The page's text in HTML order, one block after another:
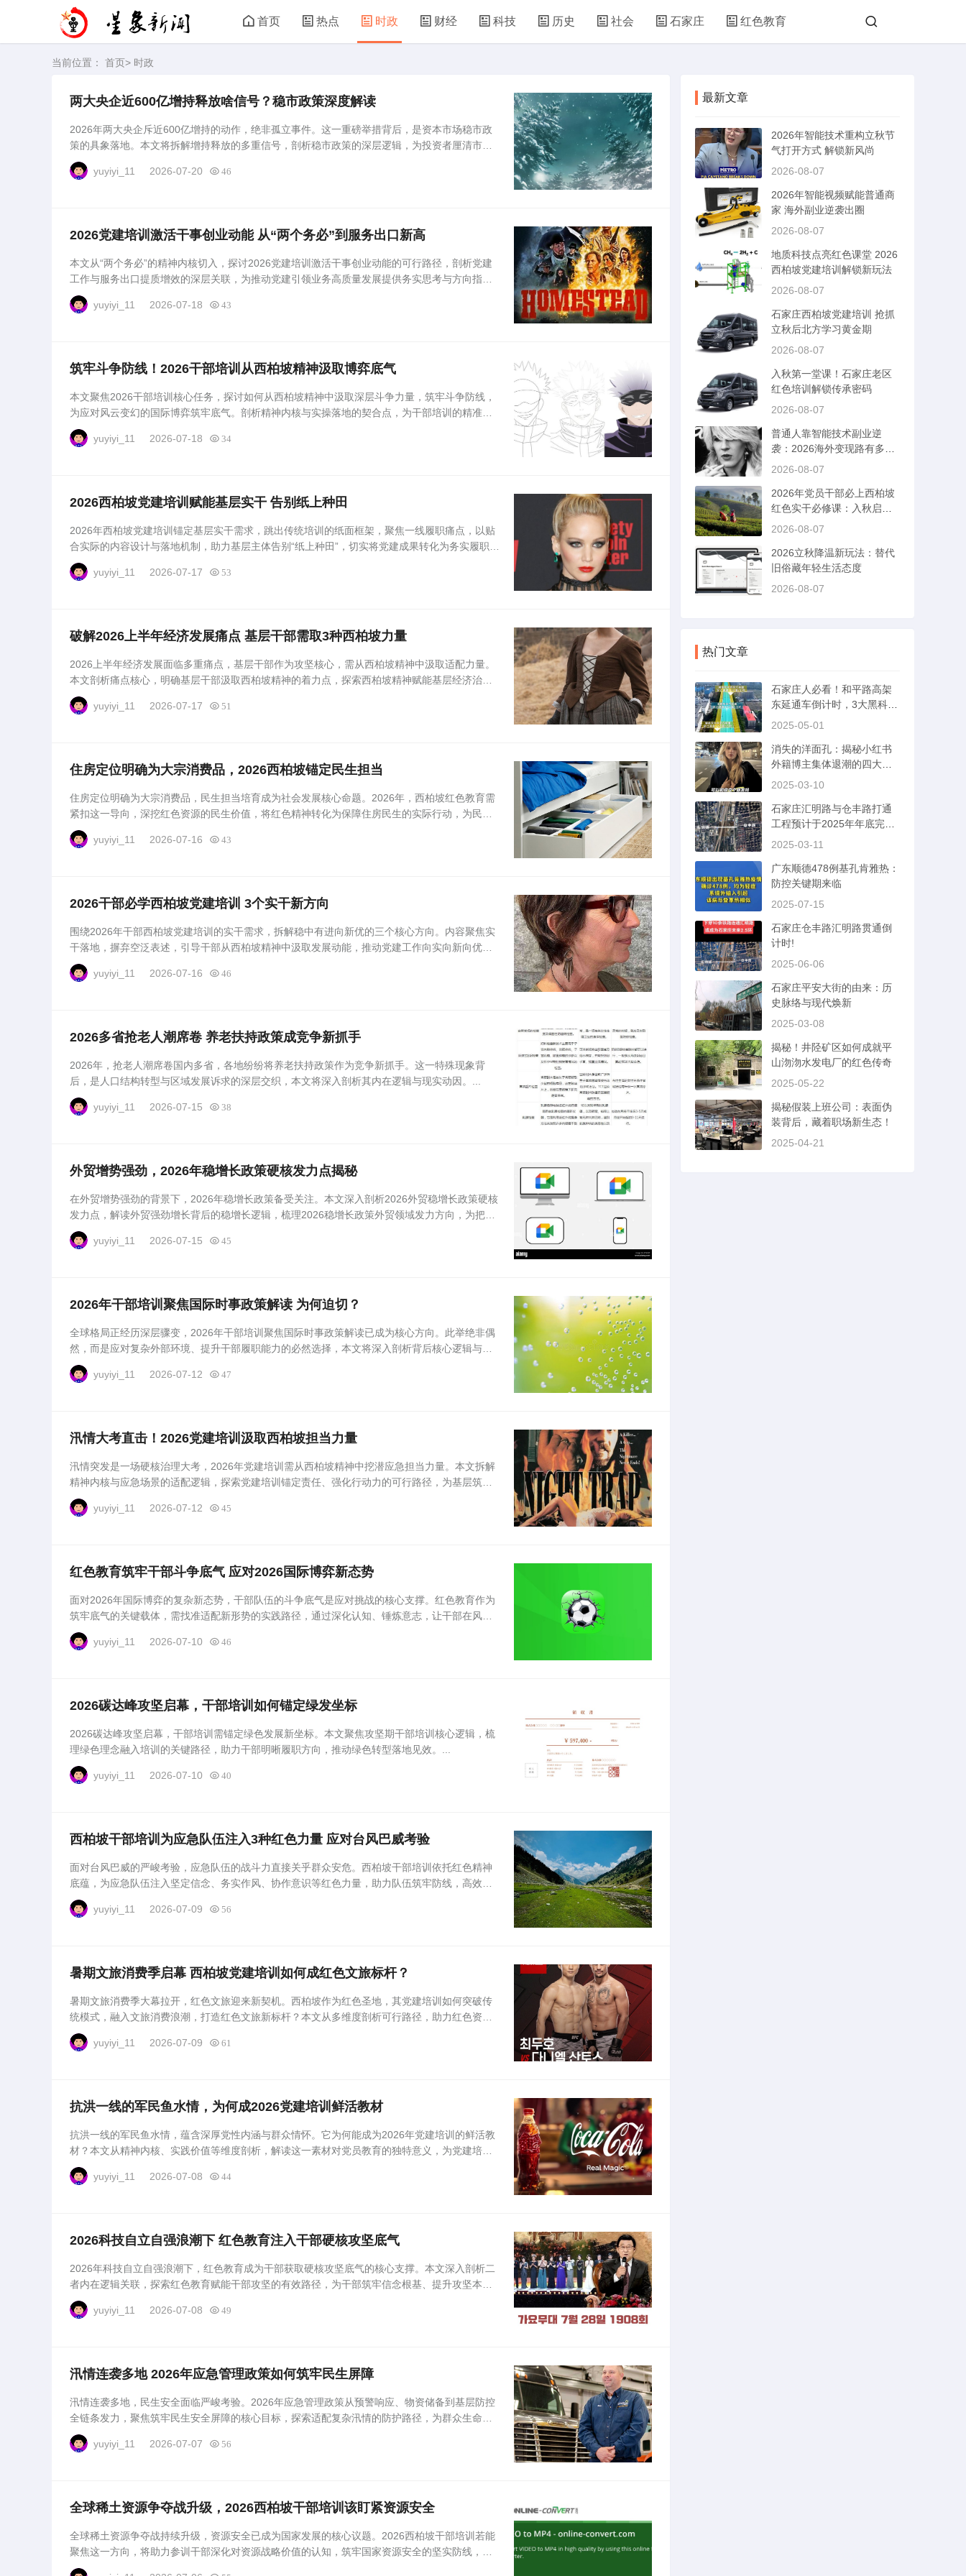
首页 热点 时政 财经 科技 历史 社会 石家庄 红色教育
当前位置： 首页> 时政
两大央企近600亿增持释放啥信号？稳市政策深度解读
2026年两大央企斥近600亿增持的动作，绝非孤立事件。这一重磅举措背后，是资本市场稳市政
策的具象落地。本文将拆解增持释放的多重信号，剖析稳市政策的深层逻辑，为投资者厘清市场
导向与潜在趋势。...
yuyiyi_11
2026-07-20 46
2026党建培训激活干事创业动能 从“两个务必”到服务出口新高
本文从“两个务必”的精神内核切入，探讨2026党建培训激活干事创业动能的可行路径，剖析党建
工作与服务出口提质增效的深层关联，为推动党建引领业务高质量发展提供务实思考与方向指
引。...
yuyiyi_11
2026-07-18 43
筑牢斗争防线！2026干部培训从西柏坡精神汲取博弈底气
本文聚焦2026干部培训核心任务，探讨如何从西柏坡精神中汲取深层斗争力量，筑牢斗争防线，
为应对风云变幻的国际博弈筑牢底气。剖析精神内核与实操落地的契合点，为干部培训的精准推
进提供清晰指引。...
yuyiyi_11
2026-07-18 34
2026西柏坡党建培训赋能基层实干 告别纸上种田
2026年西柏坡党建培训锚定基层实干需求，跳出传统培训的纸面框架，聚焦一线履职痛点，以贴
合实际的内容设计与落地机制，助力基层主体告别“纸上种田”，切实将党建成果转化为务实履职的
动力，为基层工作注入鲜活活力。...
yuyiyi_11
2026-07-17 53
破解2026上半年经济发展痛点 基层干部需取3种西柏坡力量
2026上半年经济发展面临多重痛点，基层干部作为攻坚核心，需从西柏坡精神中汲取适配力量。
本文剖析痛点核心，明确基层干部汲取西柏坡精神的着力点，探索西柏坡精神赋能基层经济治理
的可行路径，为破解经济难题提供清晰方向。...
yuyiyi_11
2026-07-17 51
住房定位明确为大宗消费品，2026西柏坡锚定民生担当
住房定位明确为大宗消费品，民生担当培育成为社会发展核心命题。2026年，西柏坡红色教育需
紧扣这一导向，深挖红色资源的民生价值，将红色精神转化为保障住房民生的实际行动，为民生
领域注入持久动力。...
yuyiyi_11
2026-07-16 43
2026干部必学西柏坡党建培训 3个实干新方向
围绕2026年干部西柏坡党建培训的实干需求，拆解稳中有进向新优的三个核心方向。内容聚焦实
干落地，摒弃空泛表述，引导干部从西柏坡精神中汲取发展动能，推动党建工作向实向新向优，
助力各项事业稳步前行。...
yuyiyi_11
2026-07-16 46
2026多省抢老人潮席卷 养老扶持政策成竞争新抓手
2026年，抢老人潮席卷国内多省，各地纷纷将养老扶持政策作为竞争新抓手。这一特殊现象背
后，是人口结构转型与区域发展诉求的深层交织，本文将深入剖析其内在逻辑与现实动因。...
yuyiyi_11 2026-07-15 38
外贸增势强劲，2026年稳增长政策硬核发力点揭秘
在外贸增势强劲的背景下，2026年稳增长政策备受关注。本文深入剖析2026外贸稳增长政策硬核
发力点，解读外贸强劲增长背后的稳增长逻辑，梳理2026稳增长政策外贸领域发力方向，为把握
经济脉络提供参考。...
yuyiyi_11
2026-07-15 45
2026年干部培训聚焦国际时事政策解读 为何迫切？
全球格局正经历深层骤变，2026年干部培训聚焦国际时事政策解读已成为核心方向。此举绝非偶
然，而是应对复杂外部环境、提升干部履职能力的必然选择，本文将深入剖析背后核心逻辑与现
实意义。...
yuyiyi_11
2026-07-12 47
汛情大考直击！2026党建培训汲取西柏坡担当力量
汛情突发是一场硬核治理大考，2026年党建培训需从西柏坡精神中挖潜应急担当力量。本文拆解
精神内核与应急场景的适配逻辑，探索党建培训锚定责任、强化行动力的可行路径，为基层筑牢
应急防线提供务实思路。...
yuyiyi_11
2026-07-12 45
红色教育筑牢干部斗争底气 应对2026国际博弈新态势
面对2026年国际博弈的复杂新态势，干部队伍的斗争底气是应对挑战的核心支撑。红色教育作为
筑牢底气的关键载体，需找准适配新形势的实践路径，通过深化认知、锤炼意志，让干部在风浪
中站稳脚跟，扛起使命担当。...
yuyiyi_11
2026-07-10 46
2026碳达峰攻坚启幕，干部培训如何锚定绿发坐标
2026碳达峰攻坚启幕，干部培训需锚定绿色发展新坐标。本文聚焦攻坚期干部培训核心逻辑，梳
理绿色理念融入培训的关键路径，助力干部明晰履职方向，推动绿色转型落地见效。...
yuyiyi_11 2026-07-10 40
西柏坡干部培训为应急队伍注入3种红色力量 应对台风巴威考验
面对台风巴威的严峻考验，应急队伍的战斗力直接关乎群众安危。西柏坡干部培训依托红色精神
底蕴，为应急队伍注入坚定信念、务实作风、协作意识等红色力量，助力队伍筑牢防线，高效应
对极端天气挑战。...
yuyiyi_11
2026-07-09 56
暑期文旅消费季启幕 西柏坡党建培训如何成红色文旅标杆？
暑期文旅消费季大幕拉开，红色文旅迎来新契机。西柏坡作为红色圣地，其党建培训如何突破传
统模式，融入文旅消费浪潮，打造红色文旅新标杆？本文从多维度剖析可行路径，助力红色资源
价值释放。...
yuyiyi_11
2026-07-09 61
抗洪一线的军民鱼水情，为何成2026党建培训鲜活教材
抗洪一线的军民鱼水情，蕴含深厚党性内涵与群众情怀。它为何能成为2026年党建培训的鲜活教
材？本文从精神内核、实践价值等维度剖析，解读这一素材对党员教育的独特意义，为党建培训
提供具象化思考方向。...
yuyiyi_11
2026-07-08 44
2026科技自立自强浪潮下 红色教育注入干部硬核攻坚底气
2026年科技自立自强浪潮下，红色教育成为干部获取硬核攻坚底气的核心支撑。本文深入剖析二
者内在逻辑关联，探索红色教育赋能干部攻坚的有效路径，为干部筑牢信念根基、提升攻坚本领
提供清晰可行的思考方向。...
yuyiyi_11
2026-07-08 49
汛情连袭多地 2026年应急管理政策如何筑牢民生屏障
汛情连袭多地，民生安全面临严峻考验。2026年应急管理政策从预警响应、物资储备到基层防控
全链条发力，聚焦筑牢民生安全屏障的核心目标，探索适配复杂汛情的防护路径，为群众生命财
产安全筑牢坚实防线。...
yuyiyi_11
2026-07-07 56
全球稀土资源争夺战升级，2026西柏坡干部培训该盯紧资源安全
全球稀土资源争夺战持续升级，资源安全已成为国家发展的核心议题。2026西柏坡干部培训若能
聚焦这一方向，将助力参训干部深化对资源战略价值的认知，筑牢国家资源安全的坚实防线，为
应对全球资源博弈积蓄力量。...
最新文章
2026年智能技术重构立秋节
气打开方式 解锁新风尚
2026-08-07
2026年智能视频赋能普通商
家 海外副业逆袭出圈
2026-08-07
地质科技点亮红色课堂 2026
西柏坡党建培训解锁新玩法
2026-08-07
石家庄西柏坡党建培训 抢抓
立秋后北方学习黄金期
2026-08-07
入秋第一堂课！石家庄老区
红色培训解锁传承密码
2026-08-07
普通人靠智能技术副业逆
袭：2026海外变现路有多好
走？
2026-08-07
2026年党员干部必上西柏坡
红色实干必修课：入秋启新
局
2026-08-07
2026立秋降温新玩法：替代
旧俗藏年轻生活态度
2026-08-07
热门文章
石家庄人必看！和平路高架
东延通车倒计时，3大黑科技
首曝光
2025-05-01
消失的洋面孔：揭秘小红书
外籍博主集体退潮的四大真
相
2025-03-10
石家庄汇明路与仓丰路打通
工程预计于2025年年底完工
通车。
2025-03-11
广东顺德478例基孔肯雅热：
防控关键期来临
2025-07-15
石家庄仓丰路汇明路贯通倒
计时!
2025-06-06
石家庄平安大街的由来：历
史脉络与现代焕新
2025-03-08
揭秘！井陉矿区如何成就平
山沕沕水发电厂的红色传奇
2025-05-22
揭秘假装上班公司：表面伪
装背后，藏着职场新生态！
2025-04-21